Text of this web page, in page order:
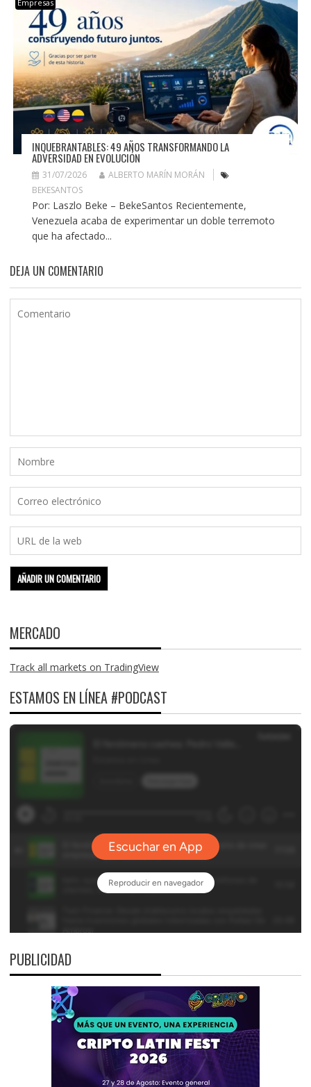
Empresas
INQUEBRANTABLES: 49 AÑOS TRANSFORMANDO LA
ADVERSIDAD EN EVOLUCIÓN
31/07/2026
ALBERTO MARÍN MORÁN
BEKESANTOS
Por: Laszlo Beke – BekeSantos Recientemente,
Venezuela acaba de experimentar un doble terremoto
que ha afectado...
DEJA UN COMENTARIO
MERCADO
Track all markets on TradingView
ESTAMOS EN LÍNEA #PODCAST
PUBLICIDAD